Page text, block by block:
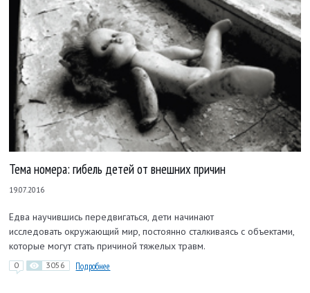
Тема номера: гибель детей от внешних причин
19.07.2016
Едва научившись передвигаться, дети начинают
исследоватьокружающий мир, постоянно сталкиваясь с объектами,
которые могут статьпричиной тяжелых травм.
0 3056 Подробнее